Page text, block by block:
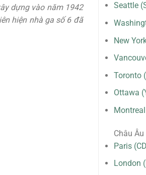
dựng vào năm 1942
hiện nhà ga số 6 đã
Seattle
New
Toronto
Ottawa
Châu Âu
Paris
London